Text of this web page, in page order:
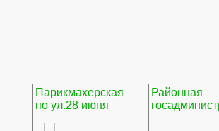
Парикмахерская
по ул.28 июня
Районная